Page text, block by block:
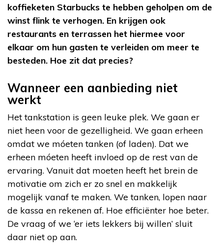
koffieketen Starbucks te hebben geholpen om de
winst flink te verhogen. En krijgen ook
restaurants en terrassen het hiermee voor
elkaar om hun gasten te verleiden om meer te
besteden. Hoe zit dat precies?
Wanneer een aanbieding niet
werkt
Het tankstation is geen leuke plek. We gaan er
niet heen voor de gezelligheid. We gaan erheen
omdat we móeten tanken (of laden). Dat we
erheen móeten heeft invloed op de rest van de
ervaring. Vanuit dat moeten heeft het brein de
motivatie om zich er zo snel en makkelijk
mogelijk vanaf te maken. We tanken, lopen naar
de kassa en rekenen af. Hoe efficiënter hoe beter.
De vraag of we ‘er iets lekkers bij willen’ sluit
daar niet op aan.